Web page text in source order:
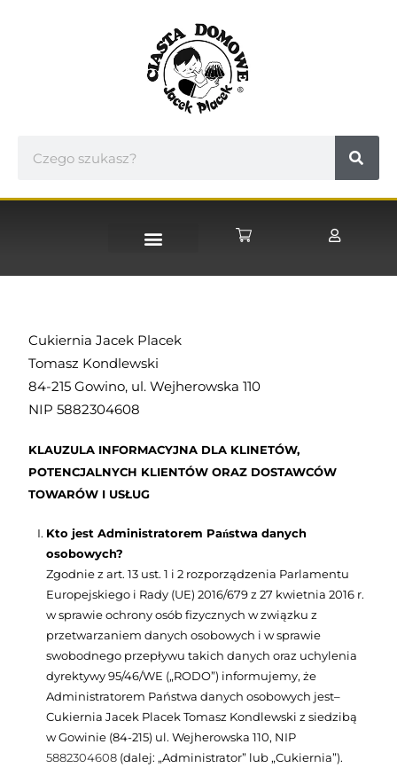
Cukiernia Jacek Placek
Tomasz Kondlewski
84-215 Gowino, ul. Wejherowska 110
NIP 5882304608
KLAUZULA INFORMACYJNA DLA KLINETÓW,
POTENCJALNYCH KLIENTÓW ORAZ DOSTAWCÓW
TOWARÓW I USŁUG
Kto jest Administratorem Państwa danych
osobowych?
Zgodnie z art. 13 ust. 1 i 2 rozporządzenia Parlamentu
Europejskiego i Rady (UE) 2016/679 z 27 kwietnia 2016 r.
w sprawie ochrony osób fizycznych w związku z
przetwarzaniem danych osobowych i w sprawie
swobodnego przepływu takich danych oraz uchylenia
dyrektywy 95/46/WE („RODO”) informujemy, że
Administratorem Państwa danych osobowych jest–
Cukiernia Jacek Placek Tomasz Kondlewski z siedzibą
w Gowinie (84-215) ul. Wejherowska 110, NIP
5882304608 (dalej: „Administrator” lub „Cukiernia”).